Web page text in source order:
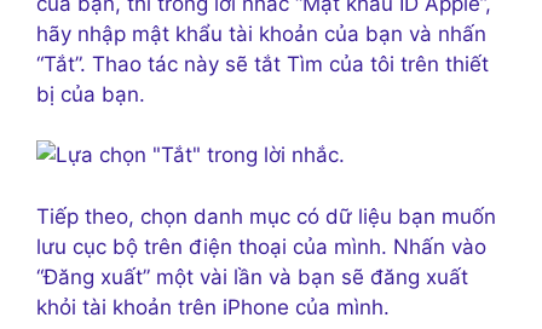
hãy nhập mật khẩu tài khoản của bạn và nhấn
“Tắt”. Thao tác này sẽ tắt Tìm của tôi trên thiết
bị của bạn.
Tiếp theo, chọn danh mục có dữ liệu bạn muốn
lưu cục bộ trên điện thoại của mình. Nhấn vào
“Đăng xuất” một vài lần và bạn sẽ đăng xuất
khỏi tài khoản trên iPhone của mình.